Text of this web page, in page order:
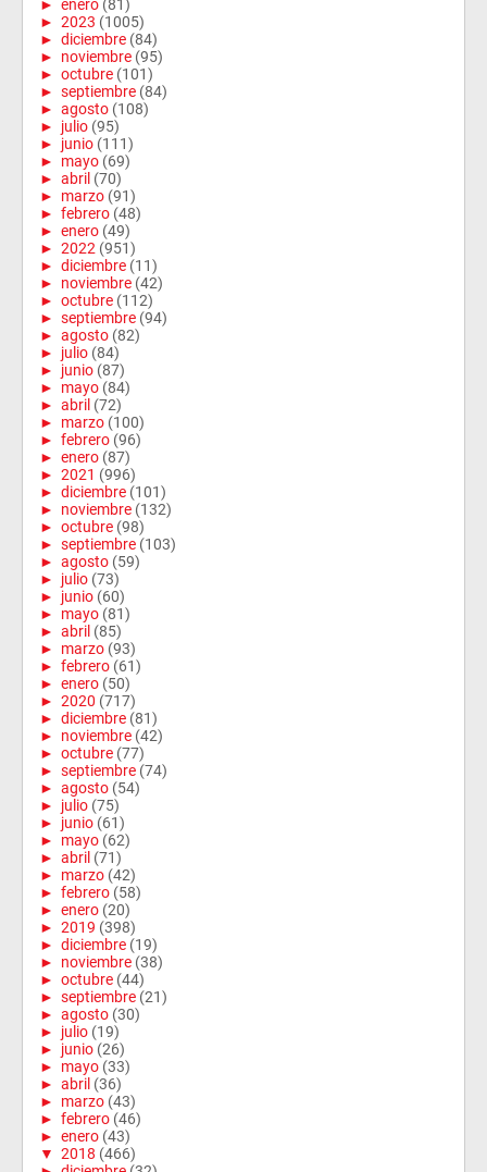
► enero (81)
► 2023 (1005)
► diciembre (84)
► noviembre (95)
► octubre (101)
► septiembre (84)
► agosto (108)
► julio (95)
► junio (111)
► mayo (69)
► abril (70)
► marzo (91)
► febrero (48)
► enero (49)
► 2022 (951)
► diciembre (11)
► noviembre (42)
► octubre (112)
► septiembre (94)
► agosto (82)
► julio (84)
► junio (87)
► mayo (84)
► abril (72)
► marzo (100)
► febrero (96)
► enero (87)
► 2021 (996)
► diciembre (101)
► noviembre (132)
► octubre (98)
► septiembre (103)
► agosto (59)
► julio (73)
► junio (60)
► mayo (81)
► abril (85)
► marzo (93)
► febrero (61)
► enero (50)
► 2020 (717)
► diciembre (81)
► noviembre (42)
► octubre (77)
► septiembre (74)
► agosto (54)
► julio (75)
► junio (61)
► mayo (62)
► abril (71)
► marzo (42)
► febrero (58)
► enero (20)
► 2019 (398)
► diciembre (19)
► noviembre (38)
► octubre (44)
► septiembre (21)
► agosto (30)
► julio (19)
► junio (26)
► mayo (33)
► abril (36)
► marzo (43)
► febrero (46)
► enero (43)
▼ 2018 (466)